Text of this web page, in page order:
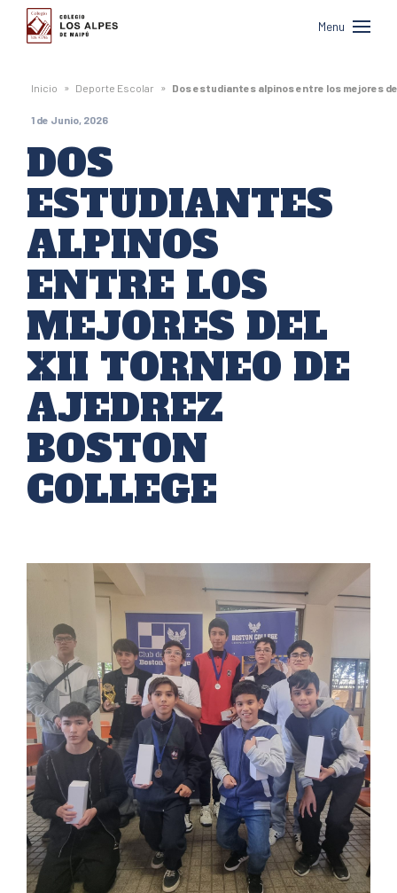
Colegio
Los
Alpes
de
Maipú
Menu
Inicio » Deporte Escolar » Dos estudiantes alpinos entre los mejores
1 de Junio, 2026
DOS
ESTUDIANTES
ALPINOS
ENTRE LOS
MEJORES DEL
XII TORNEO DE
AJEDREZ
BOSTON
COLLEGE